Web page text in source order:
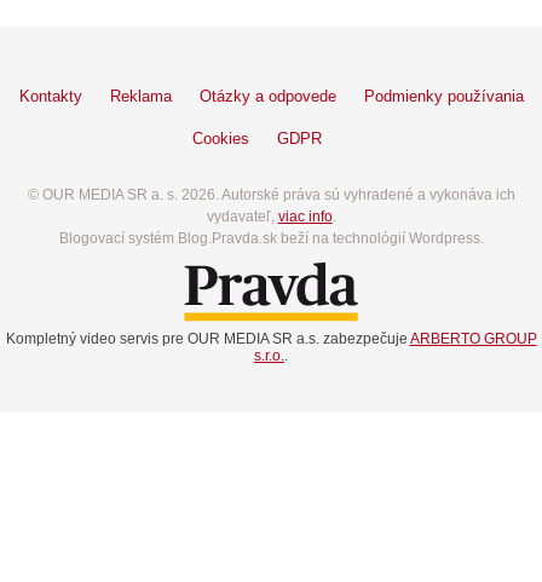
Kontakty Reklama Otázky a odpovede Podmienky používania
Cookies GDPR
© OUR MEDIA SR a. s. 2026. Autorské práva sú vyhradené a vykonáva ich
vydavateľ, viac info.
Blogovací systém Blog.Pravda.sk beží na technológií Wordpress.
Kompletný video servis pre OUR MEDIA SR a.s. zabezpečuje ARBERTO GROUP
s.r.o..